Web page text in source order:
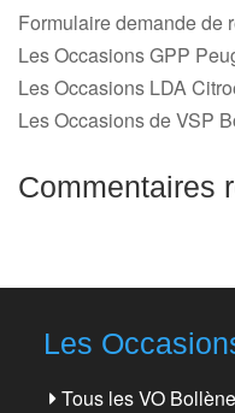
Formulaire demande de
Les Occasions GPP
Les Occasions LDA
Les Occasions de VSP
Commentaires
Les
Tous les VO Bollène